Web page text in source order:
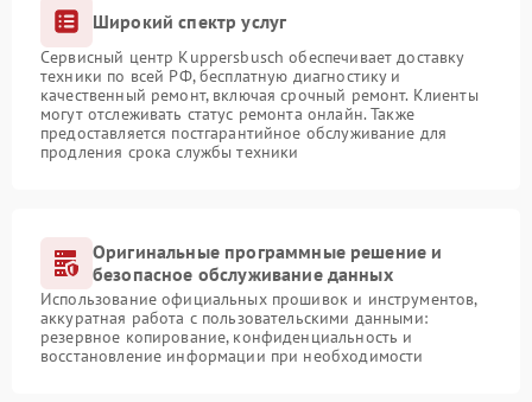
Широкий спектр услуг
Сервисный центр Kuppersbusch обеспечивает доставку
техники по всей РФ, бесплатную диагностику и
качественный ремонт, включая срочный ремонт. Клиенты
могут отслеживать статус ремонта онлайн. Также
предоставляется постгарантийное обслуживание для
продления срока службы техники
Оригинальные программные решение и
безопасное обслуживание данных
Использование официальных прошивок и инструментов,
аккуратная работа с пользовательскими данными:
резервное копирование, конфиденциальность и
восстановление информации при необходимости